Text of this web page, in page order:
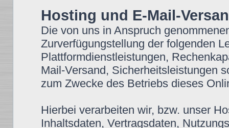
Hosting und E-Mail-
Die von uns in Anspruch
Zurverfügungstellung der folgenden
Plattformdienstleistungen,
Mail-Versand, Sicherheitsleistungen
zum Zwecke des Betriebs dieses
Hierbei verarbeiten wir, bzw. unser
Inhaltsdaten, Vertragsdaten,